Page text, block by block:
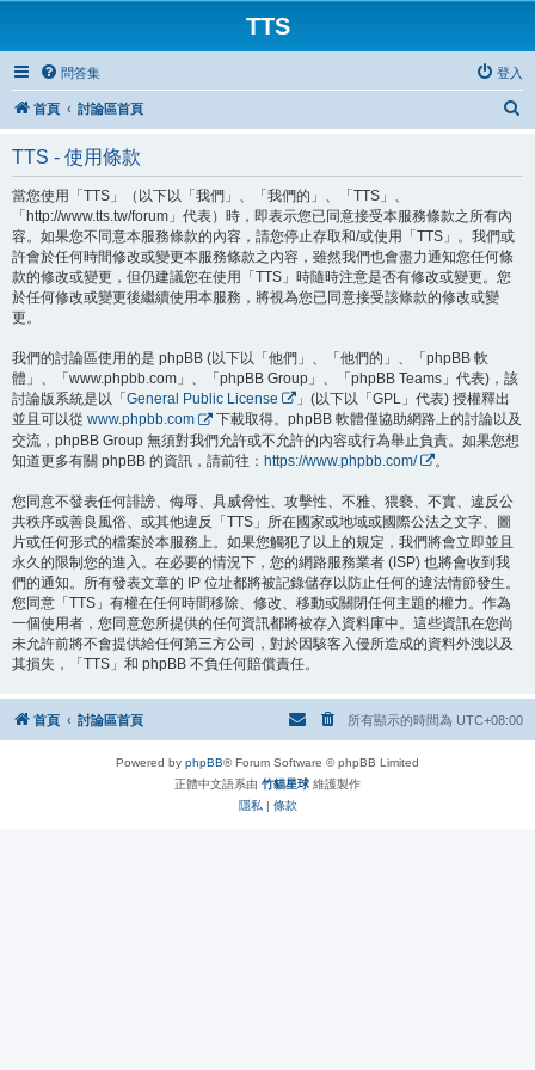
TTS
問答集 登入
首頁 討論區首頁
TTS - 使用條款
當您使用「TTS」（以下以「我們」、「我們的」、「TTS」、
「http://www.tts.tw/forum」代表）時，即表示您已同意接受本服務條款之所有內
容。如果您不同意本服務條款的內容，請您停止存取和/或使用「TTS」。我們或
許會於任何時間修改或變更本服務條款之內容，雖然我們也會盡力通知您任何條
款的修改或變更，但仍建議您在使用「TTS」時隨時注意是否有修改或變更。您
於任何修改或變更後繼續使用本服務，將視為您已同意接受該條款的修改或變
更。
我們的討論區使用的是 phpBB (以下以「他們」、「他們的」、「phpBB 軟
體」、「www.phpbb.com」、「phpBB Group」、「phpBB Teams」代表)，該
討論版系統是以「 General Public License
」(以下以「GPL」代表) 授權釋出
並且可以從 www.phpbb.com
下載取得。phpBB 軟體僅協助網路上的討論以及
交流，phpBB Group 無須對我們允許或不允許的內容或行為舉止負責。如果您想
知道更多有關 phpBB 的資訊，請前往： https://www.phpbb.com/ 。
您同意不發表任何誹謗、侮辱、具威脅性、攻擊性、不雅、猥褻、不實、違反公
共秩序或善良風俗、或其他違反「TTS」所在國家或地域或國際公法之文字、圖
片或任何形式的檔案於本服務上。如果您觸犯了以上的規定，我們將會立即並且
永久的限制您的進入。在必要的情況下，您的網路服務業者 (ISP) 也將會收到我
們的通知。所有發表文章的 IP 位址都將被記錄儲存以防止任何的違法情節發生。
您同意「TTS」有權在任何時間移除、修改、移動或關閉任何主題的權力。作為
一個使用者，您同意您所提供的任何資訊都將被存入資料庫中。這些資訊在您尚
未允許前將不會提供給任何第三方公司，對於因駭客入侵所造成的資料外洩以及
其損失，「TTS」和 phpBB 不負任何賠償責任。
首頁 討論區首頁 所有顯示的時間為 UTC+08:00
Powered by phpBB® Forum Software © phpBB Limited
正體中文語系由 竹貓星球 維護製作
隱私 | 條款